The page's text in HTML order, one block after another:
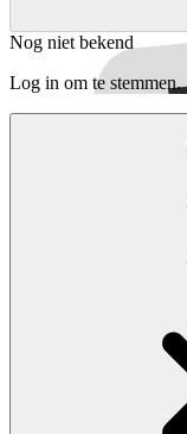
Nog niet bekend
Log in om te stemmen.